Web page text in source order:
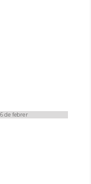
6 de febrer